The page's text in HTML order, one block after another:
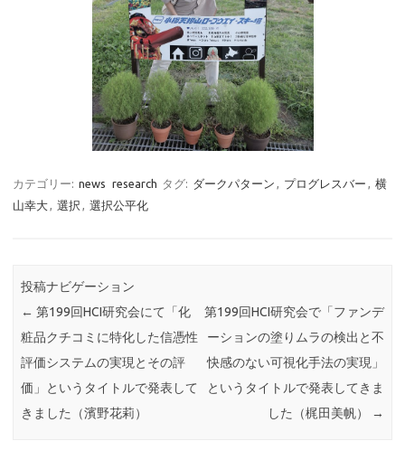
カテゴリー: news research タグ: ダークパターン , プログレスバー , 横
山幸大, 選択 , 選択公平化
投稿ナビゲーション
← 第199回HCI研究会にて「化
粧品クチコミに特化した信憑性
評価システムの実現とその評
価」というタイトルで発表して
きました（濱野花莉）
第199回HCI研究会で「ファンデ
ーションの塗りムラの検出と不
快感のない可視化手法の実現」
というタイトルで発表してきま
した（梶田美帆）
→